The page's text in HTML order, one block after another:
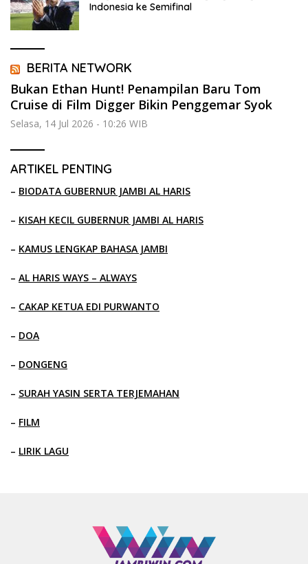
Indonesia ke Semifinal
BERITA NETWORK
Bukan Ethan Hunt! Penampilan Baru Tom
Cruise di Film Digger Bikin Penggemar Syok
Selasa, 14 Jul 2026 - 10:26 WIB
ARTIKEL PENTING
– BIODATA GUBERNUR JAMBI AL HARIS
– KISAH KECIL GUBERNUR JAMBI AL HARIS
– KAMUS LENGKAP BAHASA JAMBI
– AL HARIS WAYS – ALWAYS
– CAKAP KETUA EDI PURWANTO
– DOA
– DONGENG
– SURAH YASIN SERTA TERJEMAHAN
– FILM
– LIRIK LAGU